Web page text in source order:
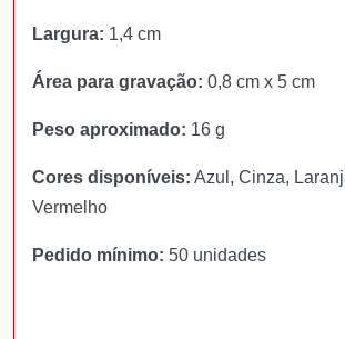
Largura: 1,4 cm
Área para gravação: 0,8 cm x 5 cm
Peso aproximado: 16 g
Cores disponíveis: Azul, Cinza,
Vermelho
Pedido mínimo: 50 unidades